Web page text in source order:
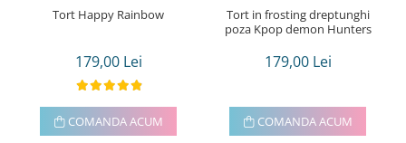
Tort Happy Rainbow
179,00 Lei
COMANDA ACUM
Tort in frosting dreptunghi
poza Kpop demon Hunters
179,00 Lei
COMANDA ACUM